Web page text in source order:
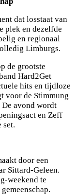
dat losstaat van
plek en dezelfde
en regionaal
Limburgs.
de grootste
Hard2Get
hits en tijdloze
voor de Stimmung
avond wordt
en Zeff
set.
door een
Sittard-Geleen.
weekend te